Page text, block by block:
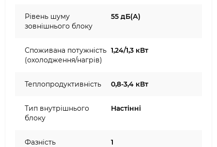
Рівень шуму
зовнішнього блоку
55 дБ(А)
Споживана потужність
(охолодження/нагрів)
1,24/1,3 кВт
Теплопродуктивність 0,8-3,4 кВт
Тип внутрішнього
блоку
Настінні
Фазність 1